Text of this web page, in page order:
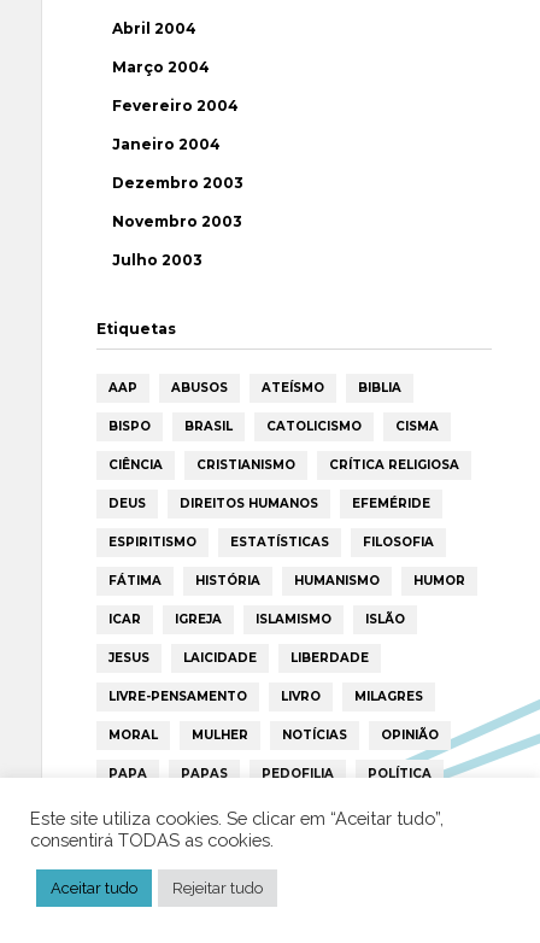
Abril 2004
Março 2004
Fevereiro 2004
Janeiro 2004
Dezembro 2003
Novembro 2003
Julho 2003
Etiquetas
AAP ABUSOS ATEÍSMO BIBLIA
BISPO BRASIL CATOLICISMO CISMA
CIÊNCIA CRISTIANISMO CRÍTICA RELIGIOSA
DEUS DIREITOS HUMANOS EFEMÉRIDE
ESPIRITISMO ESTATÍSTICAS FILOSOFIA
FÁTIMA HISTÓRIA HUMANISMO HUMOR
ICAR IGREJA ISLAMISMO ISLÃO
JESUS LAICIDADE LIBERDADE
LIVRE-PENSAMENTO LIVRO MILAGRES
MORAL MULHER NOTÍCIAS OPINIÃO
PAPA PAPAS PEDOFILIA POLÍTICA
PORTUGAL RELIGIÃO RELIGIÕES RTP
TRUMP VATICANO
Este site utiliza cookies. Se clicar em “Aceitar tudo”,
consentirá TODAS as cookies.
Aceitar tudo Rejeitar tudo